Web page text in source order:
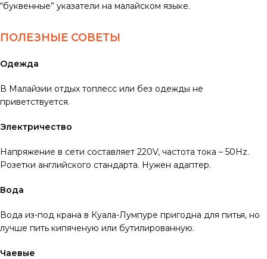
“буквенные” указатели на малайском языке.
ПОЛЕЗНЫЕ СОВЕТЫ
Одежда
В Малайзии отдых топлесс или без одежды не
приветствуется.
Электричество
Напряжение в сети составляет 220V, частота тока – 50Hz.
Розетки английского стандарта. Нужен адаптер.
Вода
Вода из-под крана в Куала-Лумпуре пригодна для питья, но
лучше пить кипяченую или бутилированную.
Чаевые